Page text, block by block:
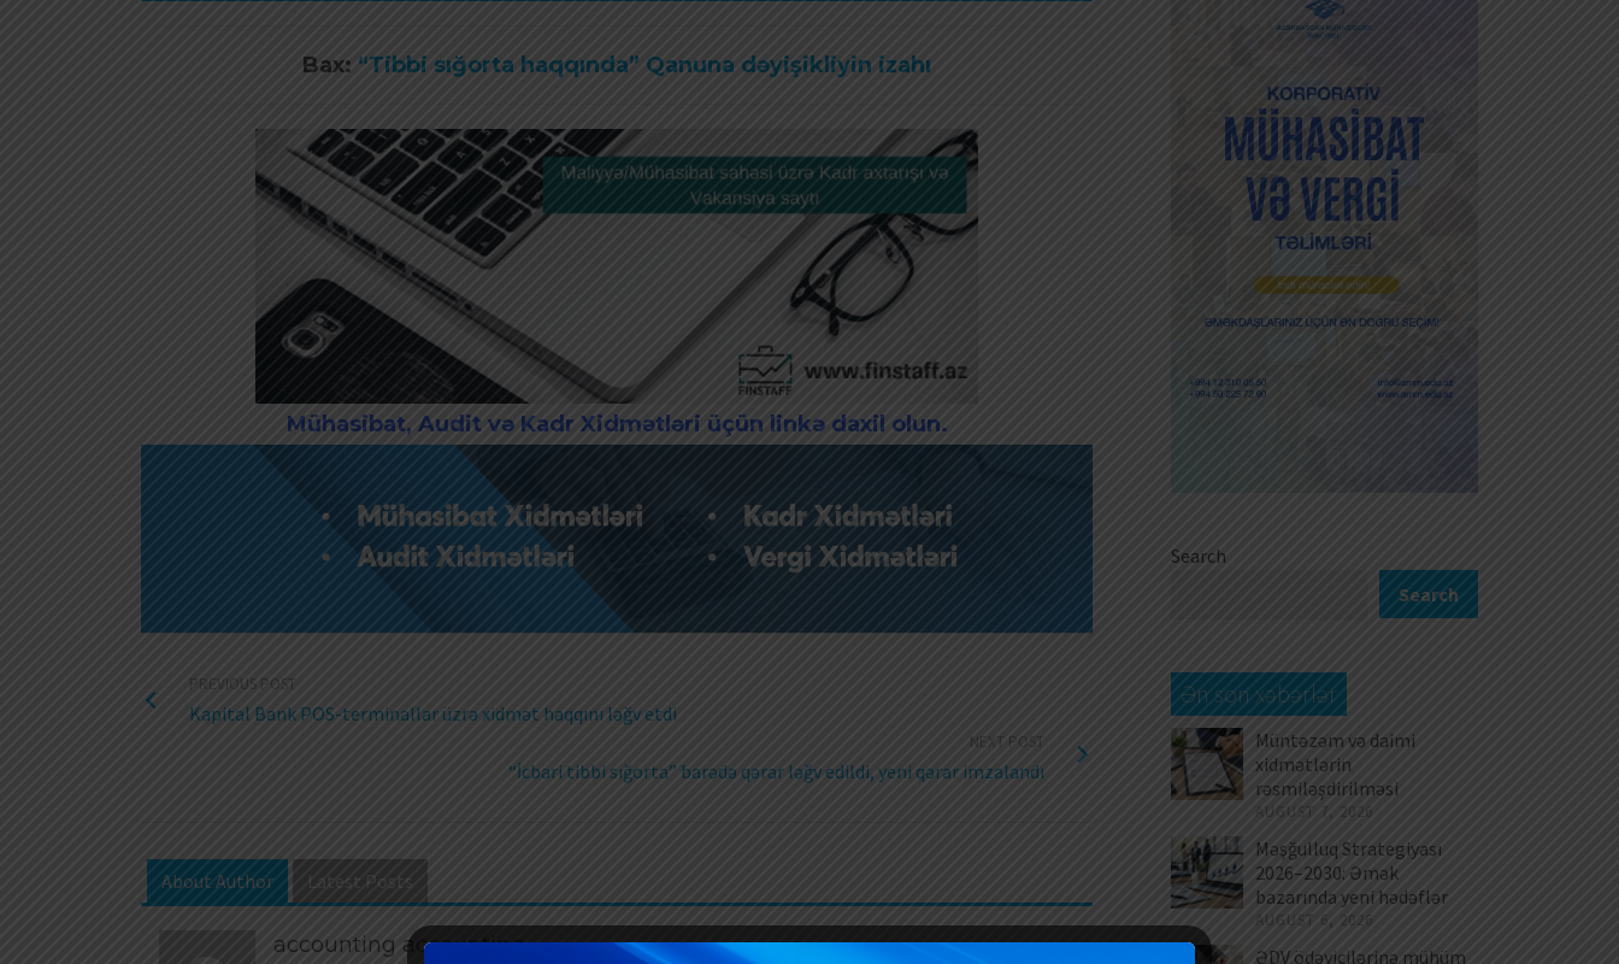
Bax: “Tibbi sığorta haqqında” Qanuna dəyişikliyin izahı
Mühasibat, Audit və Kadr Xidmətləri üçün linkə daxil olun.
PREVIOUS POST
Kapital Bank POS-terminallar üzrə xidmət haqqını ləğv etdi
NEXT POST
“İcbari tibbi sığorta” barədə qərar ləğv edildi, yeni qərar imzalandı
About Author Latest Posts
accounting accounting
Search
Search
Ən son xəbərlər
Müntəzəm və daimi
xidmətlərin
rəsmiləşdirilməsi
AUGUST 7, 2026
Məşğulluq Strategiyası
2026–2030: Əmək
bazarında yeni hədəflər
AUGUST 6, 2026
ƏDV ödəyicilərinə mühüm